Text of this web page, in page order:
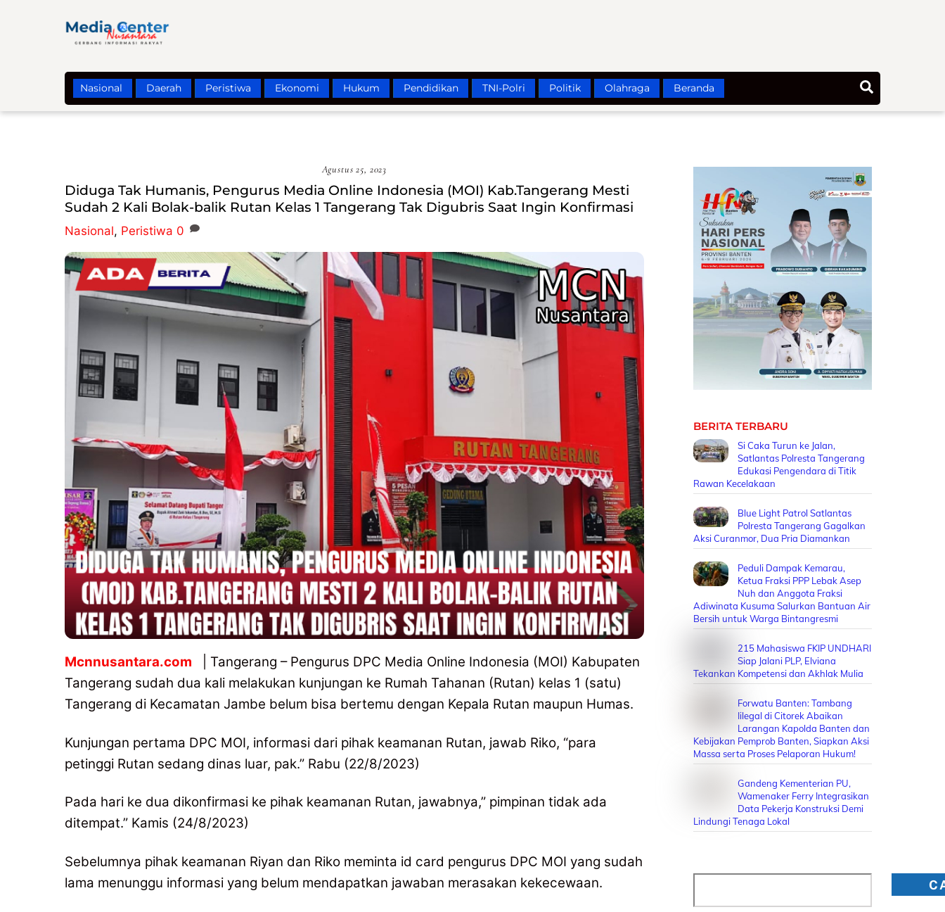
Nasional Daerah Peristiwa Ekonomi Hukum Pendidikan TNI-Polri Politik Olahraga Beranda
Agustus 25, 2023
Diduga Tak Humanis, Pengurus Media Online Indonesia (MOI) Kab.Tangerang Mesti
Sudah 2 Kali Bolak-balik Rutan Kelas 1 Tangerang Tak Digubris Saat Ingin Konfirmasi
Nasional, Peristiwa 0
Mcnnusantara.com | Tangerang – Pengurus DPC Media Online Indonesia (MOI) Kabupaten
Tangerang sudah dua kali melakukan kunjungan ke Rumah Tahanan (Rutan) kelas 1 (satu)
Tangerang di Kecamatan Jambe belum bisa bertemu dengan Kepala Rutan maupun Humas.
Kunjungan pertama DPC MOI, informasi dari pihak keamanan Rutan, jawab Riko, “para
petinggi Rutan sedang dinas luar, pak.” Rabu (22/8/2023)
Pada hari ke dua dikonfirmasi ke pihak keamanan Rutan, jawabnya,” pimpinan tidak ada
ditempat.” Kamis (24/8/2023)
Sebelumnya pihak keamanan Riyan dan Riko meminta id card pengurus DPC MOI yang sudah
lama menunggu informasi yang belum mendapatkan jawaban merasakan kekecewaan.
BERITA TERBARU
Si Caka Turun ke Jalan,
Satlantas Polresta Tangerang
Edukasi Pengendara di Titik
Rawan Kecelakaan
Blue Light Patrol Satlantas
Polresta Tangerang Gagalkan
Aksi Curanmor, Dua Pria Diamankan
Peduli Dampak Kemarau,
Ketua Fraksi PPP Lebak Asep
Nuh dan Anggota Fraksi
Adiwinata Kusuma Salurkan Bantuan Air
Bersih untuk Warga Bintangresmi
215 Mahasiswa FKIP UNDHARI
Siap Jalani PLP, Elviana
Tekankan Kompetensi dan Akhlak Mulia
Forwatu Banten: Tambang
Iilegal di Citorek Abaikan
Larangan Kapolda Banten dan
Kebijakan Pemprob Banten, Siapkan Aksi
Massa serta Proses Pelaporan Hukum!
Gandeng Kementerian PU,
Wamenaker Ferry Integrasikan
Data Pekerja Konstruksi Demi
Lindungi Tenaga Lokal